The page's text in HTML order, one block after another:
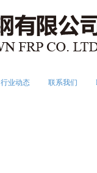
行业动态 联系我们